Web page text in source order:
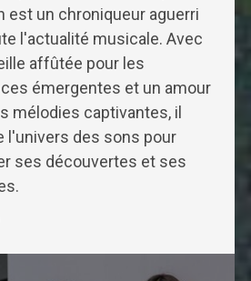
est un chroniqueur aguerri
l'actualité musicale. Avec
affûtée pour les
émergentes et un amour
mélodies captivantes, il
l'univers des sons pour
ses découvertes et ses